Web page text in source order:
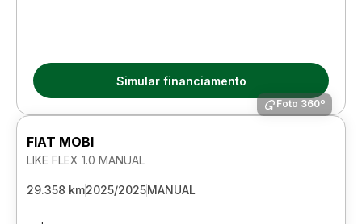
Simular financiamento
Foto 360º
FIAT MOBI
LIKE FLEX 1.0 MANUAL
29.358 km2025/2025MANUAL